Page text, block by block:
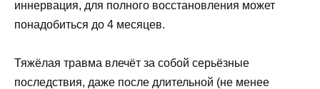
иннервация, для полного восстановления может
понадобиться до 4 месяцев.
Тяжёлая травма влечёт за собой серьёзные
последствия, даже после длительной (не менее